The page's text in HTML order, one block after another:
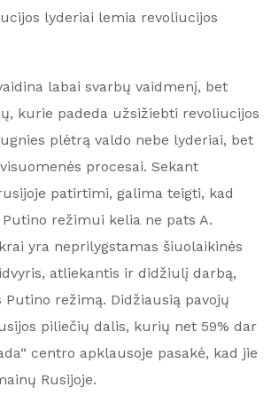
lyderiai lemia revoliucijos
labai svarbų vaidmenį, bet
kurie padeda užsižiebti revoliucijos
plėtrą valdo nebe lyderiai, bet
procesai. Sekant
patirtimi, galima teigti, kad
režimui kelia ne pats A.
yra neprilygstamas šiuolaikinės
atliekantis ir didžiulį darbą,
režimą. Didžiausią pavojų
piliečių dalis, kurių net 59% dar
centro apklausoje pasakė, kad jie
Rusijoje.